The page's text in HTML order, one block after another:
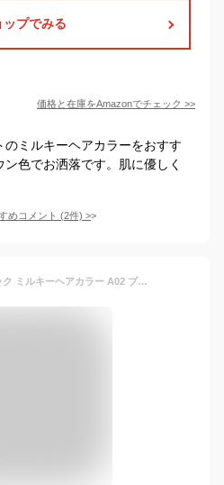
ップでみる
価格と在庫をAmazonでチェック >>
のミルキーヘアカラーをおすす
色でお洒落です。肌に優しく
めコメント (2件) >
サイオス カラージェニック ミルキーヘアカラー A02 ブルージュアッシュ(チラッと白髪用 おうちで手に入るサロン品質)[医薬部外品] 50g+100mL×4個